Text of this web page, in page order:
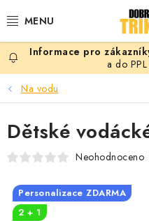
na
PRO ŽENY
PRO MUŽE
PRO DĚTI
PRO PÁRY
a do
Na vodu
Dětské
Neohodnoceno
Personalizace ZDARMA
2 + 1